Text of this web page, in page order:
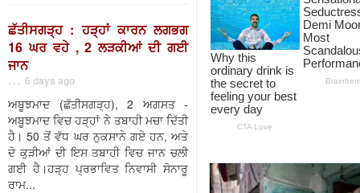
ਛੱਤੀਸਗੜ੍ਹ : ਹੜ੍ਹਾਂ ਕਾਰਨ ਲਗਭਗ
16 ਘਰ ਵਹੇ , 2 ਲੜਕੀਆਂ ਦੀ ਗਈ
ਜਾਨ
. . . 6 days ago
ਅਬੂਝਮਾਦ (ਛੱਤੀਸਗੜ੍ਹ), 2 ਅਗਸਤ -
ਅਬੂਝਮਾਦ ਵਿਚ ਹੜ੍ਹਾਂ ਨੇ ਤਬਾਹੀ ਮਚਾ ਦਿੱਤੀ
ਹੈ। 50 ਤੋਂ ਵੱਧ ਘਰ ਨੁਕਸਾਨੇ ਗਏ ਹਨ, ਅਤੇ
ਦੋ ਕੁੜੀਆਂ ਦੀ ਇਸ ਤਬਾਹੀ ਵਿਚ ਜਾਨ ਚਲੀ
ਗਈ ਹੈ।ਹੜ੍ਹ ਪ੍ਰਭਾਵਿਤ ਨਿਵਾਸੀ ਸੋਨਾਰੂ
ਰਾਮ...